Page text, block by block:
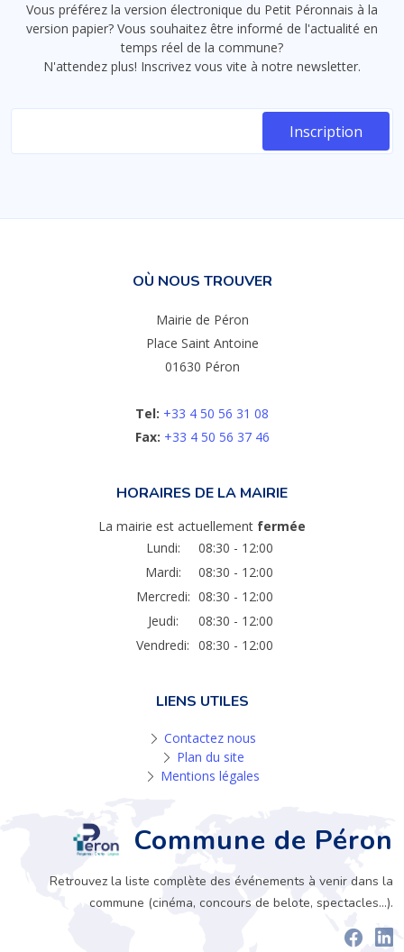
Vous préférez la version électronique du Petit Péronnais à la
version papier? Vous souhaitez être informé de l'actualité en
temps réel de la commune?
N'attendez plus! Inscrivez vous vite à notre newsletter.
OÙ NOUS TROUVER
Mairie de Péron
Place Saint Antoine
01630 Péron
Tel: +33 4 50 56 31 08
Fax: +33 4 50 56 37 46
HORAIRES DE LA MAIRIE
La mairie est actuellement fermée
Lundi:
08:30 - 12:00
Mardi:
08:30 - 12:00
Mercredi: 08:30 - 12:00
Jeudi:
08:30 - 12:00
Vendredi: 08:30 - 12:00
LIENS UTILES
Contactez nous
Plan du site
Mentions légales
Commune de Péron
Retrouvez la liste complète des événements à venir dans la
commune (cinéma, concours de belote, spectacles...).